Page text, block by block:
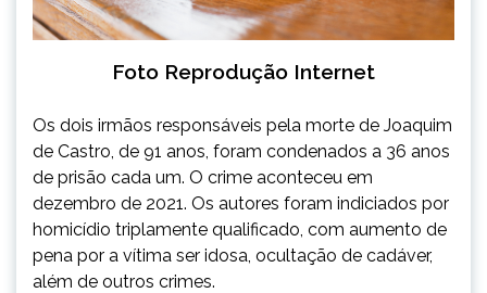
Foto Reprodução Internet
Os dois irmãos responsáveis pela morte de Joaquim
de Castro, de 91 anos, foram condenados a 36 anos
de prisão cada um. O crime aconteceu em
dezembro de 2021. Os autores foram indiciados por
homicídio triplamente qualificado, com aumento de
pena por a vítima ser idosa, ocultação de cadáver,
além de outros crimes.